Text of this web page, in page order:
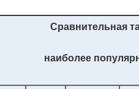
Сравнительная
наиболее